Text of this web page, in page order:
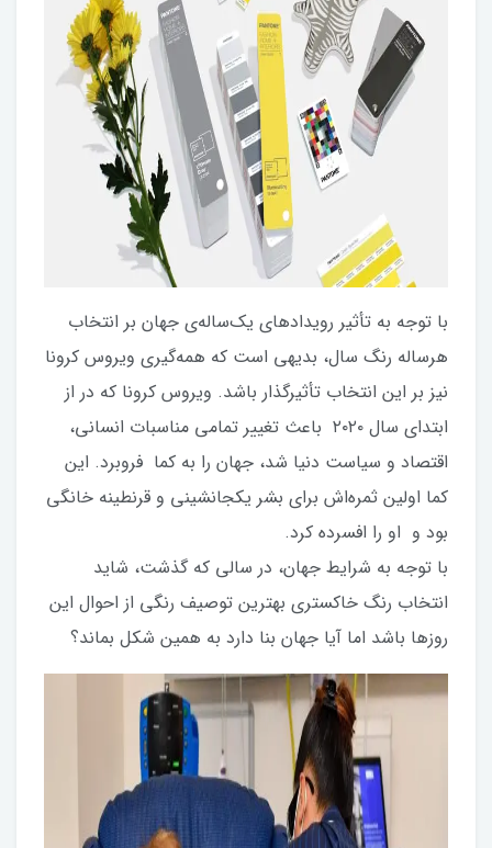
با توجه به تأثیر رویداد‌های یک‌ساله‌ی جهان بر انتخاب
هرساله رنگ سال، بدیهی است که همه‌گیری ویروس کرونا
نیز بر این انتخاب تأثیرگذار باشد. ویروس کرونا که در از
ابتدای سال ۲۰۲۰ باعث تغییر تمامی مناسبات انسانی،
اقتصاد و سیاست دنیا شد، جهان را به کما فروبرد. این
کما اولین ثمره‌اش برای بشر یکجانشینی و قرنطینه خانگی
بود و او را افسرده کرد.
با توجه به شرایط جهان، در سالی که گذشت، شاید
انتخاب رنگ خاکستری بهترین توصیف رنگی از احوال این
روزها باشد اما آیا جهان بنا دارد به همین شکل بماند؟